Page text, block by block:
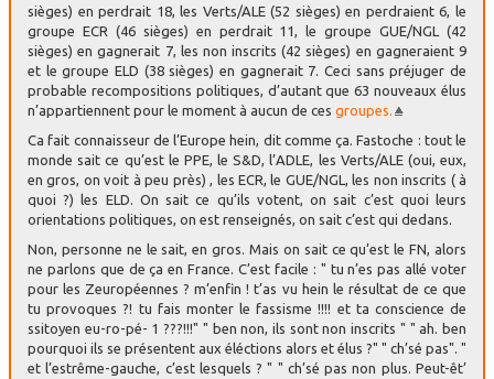
sièges) en perdrait 18, les Verts/ALE (52 sièges) en perdraient 6, le
groupe ECR (46 sièges) en perdrait 11, le groupe GUE/NGL (42
sièges) en gagnerait 7, les non inscrits (42 sièges) en gagneraient 9
et le groupe ELD (38 sièges) en gagnerait 7. Ceci sans préjuger de
probable recompositions politiques, d’autant que 63 nouveaux élus
n’appartiennent pour le moment à aucun de ces groupes.
Ca fait connaisseur de l’Europe hein, dit comme ça. Fastoche : tout le
monde sait ce qu’est le PPE, le S&D, l’ADLE, les Verts/ALE (oui, eux,
en gros, on voit à peu près) , les ECR, le GUE/NGL, les non inscrits ( à
quoi ?) les ELD. On sait ce qu’ils votent, on sait c’est quoi leurs
orientations politiques, on est renseignés, on sait c’est qui dedans.
Non, personne ne le sait, en gros. Mais on sait ce qu’est le FN, alors
ne parlons que de ça en France. C’est facile : " tu n’es pas allé voter
pour les Zeuropéennes ? m’enfin ! t’as vu hein le résultat de ce que
tu provoques ?! tu fais monter le fassisme !!!! et ta conscience de
ssitoyen eu-ro-pé- 1 ???!!!" " ben non, ils sont non inscrits " " ah. ben
pourquoi ils se présentent aux éléctions alors et élus ?" " ch’sé pas". "
et l’estrême-gauche, c’est lesquels ? " " ch’sé pas non plus. Peut-êt’